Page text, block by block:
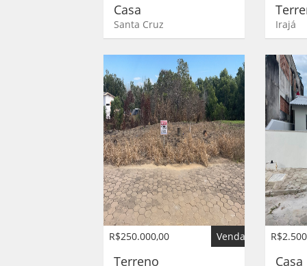
Casa
Santa Cruz Irajá
R$250.000,00 Venda
Terreno